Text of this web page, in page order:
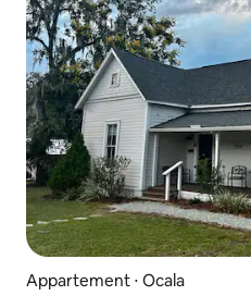
Appartement ⋅ Ocala